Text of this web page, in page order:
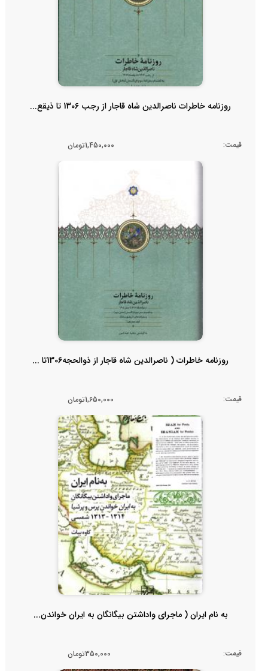
روزنامه خاطرات ناصرالدین شاه قاجار از رجب 1306 تا ذیقع...
قیمت: 1,450,000تومان
روزنامه خاطرات ( ناصرالدین شاه قاجار از ذوالحجه1306تا ...
قیمت: 1,650,000تومان
به نام ایران ( ماجرای واداشتن بیگانگان به ایران خواندن...
قیمت: 350,000تومان